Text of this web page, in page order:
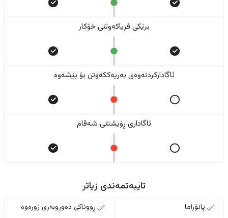
برێکی فریاکەوتنی خۆکار
ئاگادارکردنەوەی بەریەککەوتن بۆ پێشەوە
ئاگاداری ڕۆیشتنی شەقام
تایبەتمەندی زیاتر
پانۆراما
ڕووناکی دەوروبەری ژورەوە